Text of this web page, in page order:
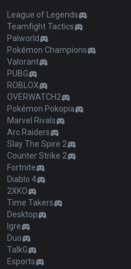
League of Legends
Teamfight Tactics
Palworld
Pokémon Champions
Valorant
PUBG
ROBLOX
OVERWATCH2
Pokémon Pokopia
Marvel Rivals
Arc Raiders
Slay The Spire 2
Counter Strike 2
Fortnite
Diablo 4
2XKO
Time Takers
Desktop
Igre
Duo
TalkG
Esports